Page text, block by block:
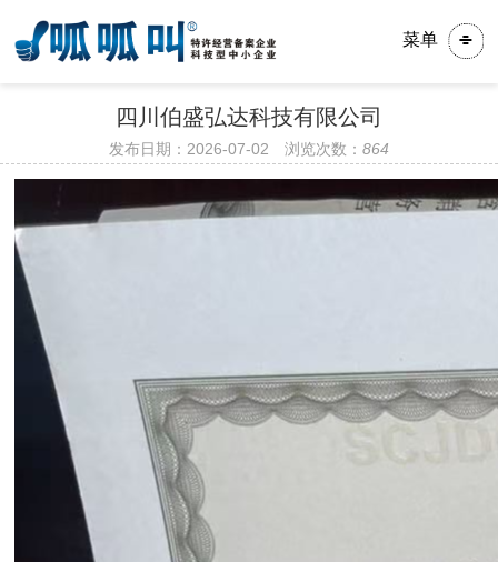
菜单
四川伯盛弘达科技有限公司
发布日期：2026-07-02 浏览次数： 864